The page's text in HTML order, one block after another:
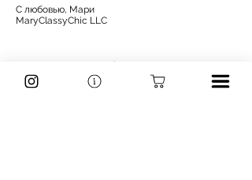
С любовью, Мари
MaryClassyChic LLC
Shop